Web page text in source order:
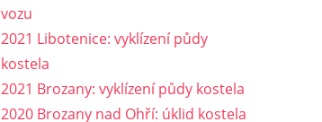
vozu
2021 Libotenice: vyklízení půdy
kostela
2021 Brozany: vyklízení půdy kostela
2020 Brozany nad Ohří: úklid kostela